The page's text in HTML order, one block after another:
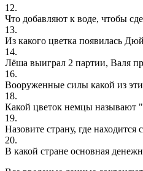
12.
Что добавляют к воде, чтобы
13.
Из какого цветка появилась
14.
Лёша выиграл 2 партии, Валя
16.
Вооруженные силы какой из
18.
Какой цветок немцы называют
19.
Назовите страну, где
20.
В какой стране основная